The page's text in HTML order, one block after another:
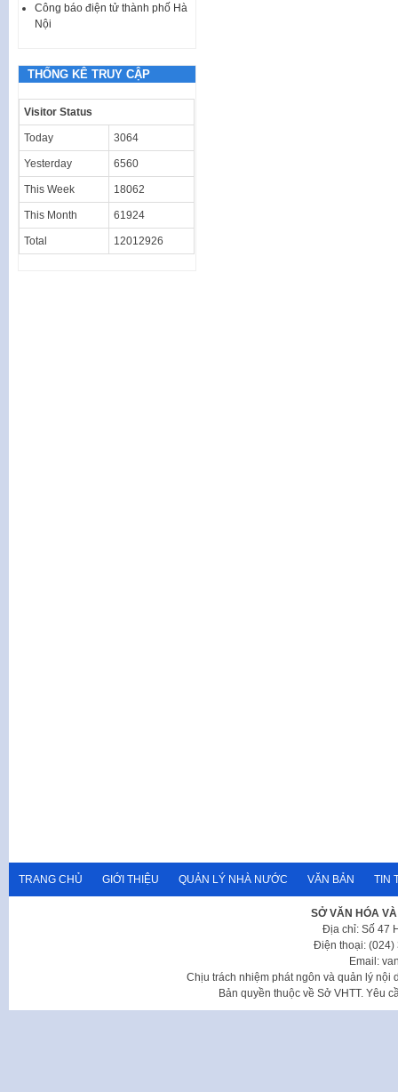
Công báo điện tử thành phố Hà
Nội
THỐNG KÊ TRUY CẬP
Visitor Status
Today 3064
Yesterday 6560
This Week 18062
This Month 61924
Total 12012926
TRANG CHỦ GIỚI THIỆU QUẢN LÝ NHÀ NƯỚC VĂN BẢN TIN
SỞ VĂN HÓA
Địa chỉ: Số 47
Điện thoại: (024)
Email:
Chịu trách nhiệm phát ngôn và quản lý nội
Bản quyền thuộc về Sở VHTT. Yêu